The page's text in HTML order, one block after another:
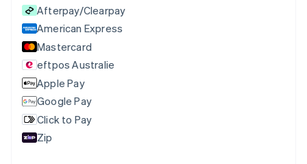
Afterpay/Clearpay
American Express
Mastercard
eftpos Australie
Apple Pay
Google Pay
Click to Pay
Zip
简体中文English
Chypre
English
English Italiano
Danemark
English
Émirats arabes unis
English
Espagne